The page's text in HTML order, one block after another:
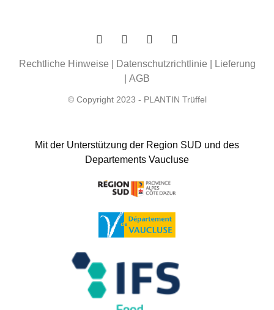
© Copyright 2023 - PLANTIN Trüffel
Rechtliche Hinweise Datenschutzrichtlinie
Lieferung
AGB
Mit der Unterstützung der Region SUD und des
Departements Vaucluse